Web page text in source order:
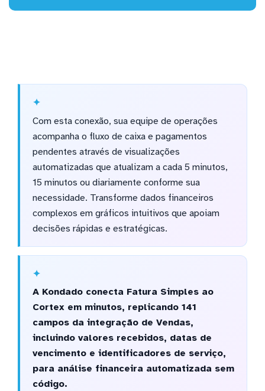
Com esta conexão, sua equipe de operações
acompanha o fluxo de caixa e pagamentos
pendentes através de visualizações
automatizadas que atualizam a cada 5 minutos,
15 minutos ou diariamente conforme sua
necessidade. Transforme dados financeiros
complexos em gráficos intuitivos que apoiam
decisões rápidas e estratégicas.
A Kondado conecta Fatura Simples ao
Cortex em minutos, replicando 141
campos da integração de Vendas,
incluindo valores recebidos, datas de
vencimento e identificadores de serviço,
para análise financeira automatizada sem
código.